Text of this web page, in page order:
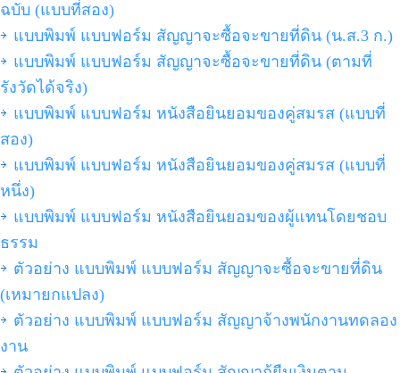
ฉบับ (แบบที่สอง)
แบบพิมพ์ แบบฟอร์ม สัญญาจะซื้อจะขายที่ดิน (น.ส.3 ก.)
แบบพิมพ์ แบบฟอร์ม สัญญาจะซื้อจะขายที่ดิน (ตามที่
รังวัดได้จริง)
แบบพิมพ์ แบบฟอร์ม หนังสือยินยอมของคู่สมรส (แบบที่
สอง)
แบบพิมพ์ แบบฟอร์ม หนังสือยินยอมของคู่สมรส (แบบที่
หนึ่ง)
แบบพิมพ์ แบบฟอร์ม หนังสือยินยอมของผู้แทนโดยชอบ
ธรรม
ตัวอย่าง แบบพิมพ์ แบบฟอร์ม สัญญาจะซื้อจะขายที่ดิน
(เหมายกแปลง)
ตัวอย่าง แบบพิมพ์ แบบฟอร์ม สัญญาจ้างพนักงานทดลอง
งาน